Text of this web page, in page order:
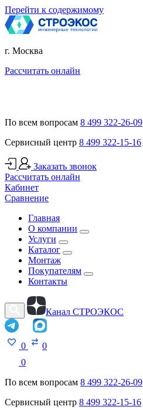
Перейти к содержимому
г. Москва
Рассчитать онлайн
По всем вопросам 8 499 322-26-09
Сервисный центр 8 499 322-15-16
Заказать звонок
Рассчитать онлайн
Кабинет
Сравнение
Главная
О компании
Услуги
Каталог
Монтаж
Покупателям
Контакты
Канал СТРОЭКОС
0
0
0
По всем вопросам 8 499 322-26-09
Сервисный центр 8 499 322-15-16